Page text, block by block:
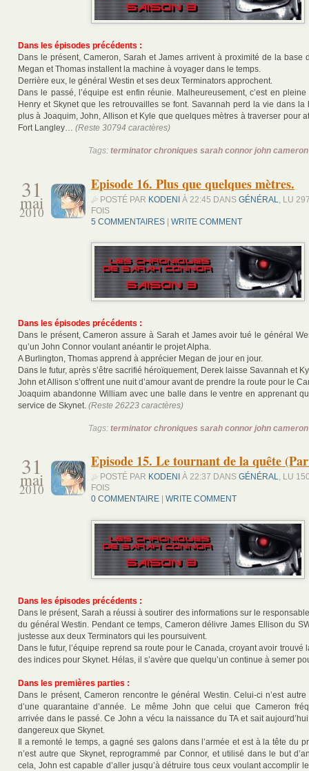
Dans les épisodes précédents :
Dans le présent, Cameron, Sarah et James arrivent à proximité de la base
Megan et Thomas installent la machine à voyager dans le temps.
Derrière eux, le général Westin et ses deux Terminators approchent.
Dans le passé, l’équipe est enfin réunie. Malheureusement, c’est en
Henry et Skynet que les retrouvailles se font. Savannah perd la vie dans la
plus à Joaquim, John, Allison et Kyle que quelques mètres à traverser pour
Fort Langley… (Reste 30794 caractères)
Tags: terminator chroniques sarah connor john cameron
31
mai
2010
Episode 16. Plus que quelques mètres.
POSTÉ PAR KODENI À 22:45 DANS GÉNÉRAL
, LU
FOIS
5 COMMENTAIRES | WRITE COMMENT
Dans les épisodes précédents :
Dans le présent, Cameron assure à Sarah et James avoir tué le général
qu’un John Connor voulant anéantir le projet Alpha.
A Burlington, Thomas apprend à apprécier Megan de jour en jour.
Dans le futur, après s’être sacrifié héroïquement, Derek laisse Savannah et
John et Allison s’offrent une nuit d’amour avant de prendre la route pour le
Joaquim abandonne William avec une balle dans le ventre en apprenant
service de Skynet. (Reste 26223 caractères)
Tags: terminator chroniques sarah connor john cameron
31
mai
2010
Episode 15. Le tournant de la quête
POSTÉ PAR KODENI À 22:37 DANS GÉNÉRAL, LU
FOIS
0 COMMENTAIRE
WRITE COMMENT
Dans les épisodes précédents :
Dans le présent, Sarah a réussi à soutirer des informations sur le
du général Westin. Pendant ce temps, Cameron délivre James Ellison du
justesse aux deux Terminators qui les poursuivent.
Dans le futur, l’équipe reprend sa route pour le Canada, croyant avoir trouvé
des indices pour Skynet. Hélas, il s’avère que quelqu’un continue à semer
Dans les premières parties :
Dans le présent, Cameron rencontre le général Westin. Celui-ci n’est
d’une quarantaine d’année. Le même John que celui que Cameron
arrivée dans le passé. Ce John a vécu la naissance du TA et sait
dangereux que Skynet.
Il a remonté le temps, a gagné ses galons dans l’armée et est à la tête du
n’est autre que Skynet, reprogrammé par Connor, et utilisé dans le but
cela, John est capable d’aller jusqu’à détruire tous ceux voulant accomplir